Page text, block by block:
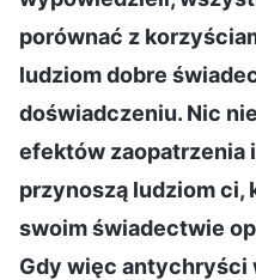
porównać z
ludziom dobre
doświadczeniu. Nic
efektów zaopatrzenia
przynoszą ludziom ci,
swoim świadectwie
Gdy więc antychryści